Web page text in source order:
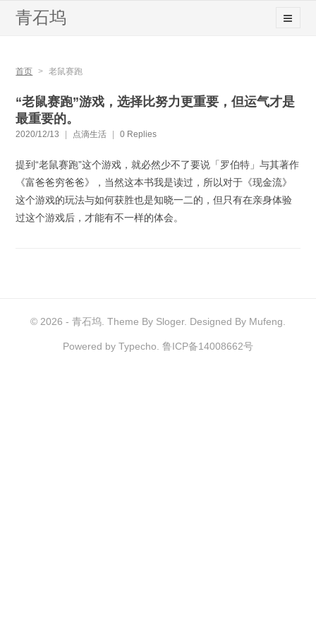
青石坞
首页 > 老鼠赛跑
“老鼠赛跑”游戏，选择比努力更重要，但运气才是
最重要的。
2020/12/13 点滴生活 0 Replies
提到“老鼠赛跑”这个游戏，就必然少不了要说「罗伯特」与其著作
《富爸爸穷爸爸》，当然这本书我是读过，所以对于《现金流》
这个游戏的玩法与如何获胜也是知晓一二的，但只有在亲身体验
过这个游戏后，才能有不一样的体会。
© 2026 - 青石坞 . Theme By Sloger. Designed By Mufeng.
Powered by Typecho 鲁ICP备14008662号